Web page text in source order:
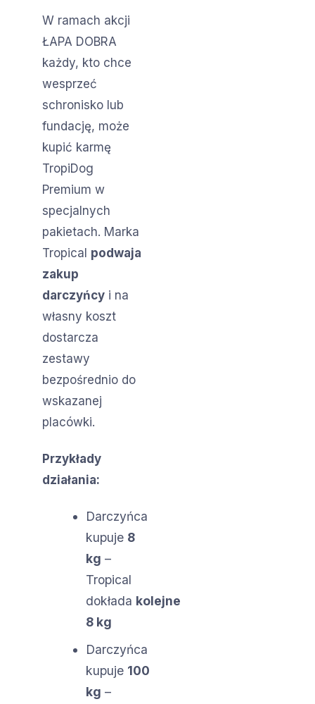
W ramach akcji
ŁAPA DOBRA
każdy, kto chce
wesprzeć
schronisko lub
fundację, może
kupić karmę
TropiDog
Premium w
specjalnych
pakietach. Marka
Tropical podwaja
zakup
darczyńcy i na
własny koszt
dostarcza
zestawy
bezpośrednio do
wskazanej
placówki.
Przykłady
działania:
Darczyńca
kupuje 8
kg –
Tropical
dokłada kolejne
8 kg
Darczyńca
kupuje 100
kg –